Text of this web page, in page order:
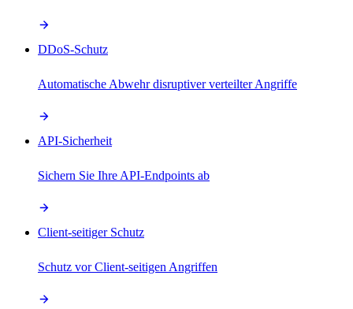
DDoS-Schutz
Automatische Abwehr disruptiver verteilter Angriffe
API-Sicherheit
Sichern Sie Ihre API-Endpoints ab
Client-seitiger Schutz
Schutz vor Client-seitigen Angriffen